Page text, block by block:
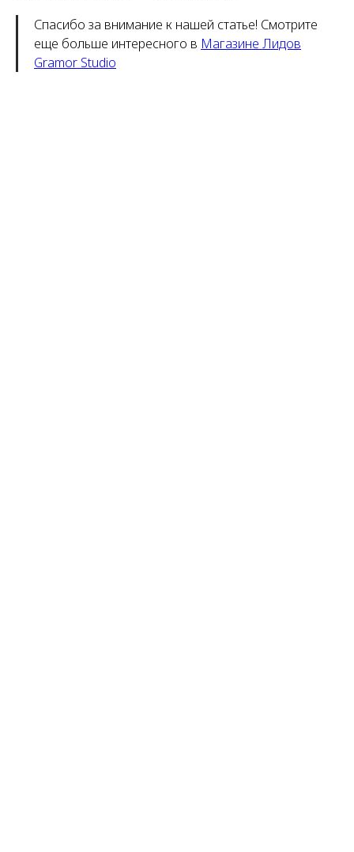
Спасибо за внимание к нашей статье! Смотрите
еще больше интересного в Магазине Лидов
Gramor Studio